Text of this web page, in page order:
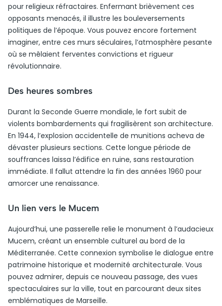
pour religieux réfractaires. Enfermant brièvement ces
opposants menacés, il illustre les bouleversements
politiques de l’époque. Vous pouvez encore fortement
imaginer, entre ces murs séculaires, l’atmosphère pesante
où se mêlaient ferventes convictions et rigueur
révolutionnaire.
Des heures sombres
Durant la Seconde Guerre mondiale, le fort subit de
violents bombardements qui fragilisèrent son architecture.
En 1944, l’explosion accidentelle de munitions acheva de
dévaster plusieurs sections. Cette longue période de
souffrances laissa l’édifice en ruine, sans restauration
immédiate. Il fallut attendre la fin des années 1960 pour
amorcer une renaissance.
Un lien vers le Mucem
Aujourd’hui, une passerelle relie le monument à l’audacieux
Mucem, créant un ensemble culturel au bord de la
Méditerranée. Cette connexion symbolise le dialogue entre
patrimoine historique et modernité architecturale. Vous
pouvez admirer, depuis ce nouveau passage, des vues
spectaculaires sur la ville, tout en parcourant deux sites
emblématiques de Marseille.